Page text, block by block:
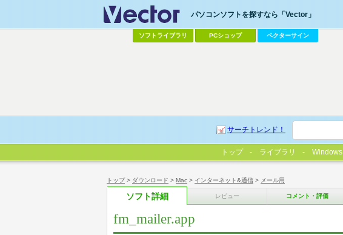
トップ> ダウンロード > Mac > インターネット&通信 > メール用
ソフト詳細 レビュー コメント・評価
fm_mailer.app
パソコンソフトを探すなら「Vector」
ソフトライブラリ PCショップ ベクターサイン
サーチトレンド！
トップ ライブラリ Windows